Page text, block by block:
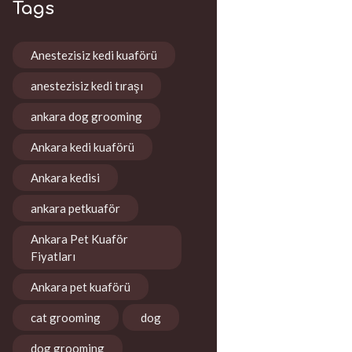
Tags
Anestezisiz kedi kuaförü
anestezisiz kedi tıraşı
ankara dog grooming
Ankara kedi kuaförü
Ankara kedisi
ankara petkuaför
Ankara Pet Kuaför
Fiyatları
Ankara pet kuaförü
cat grooming dog
dog grooming